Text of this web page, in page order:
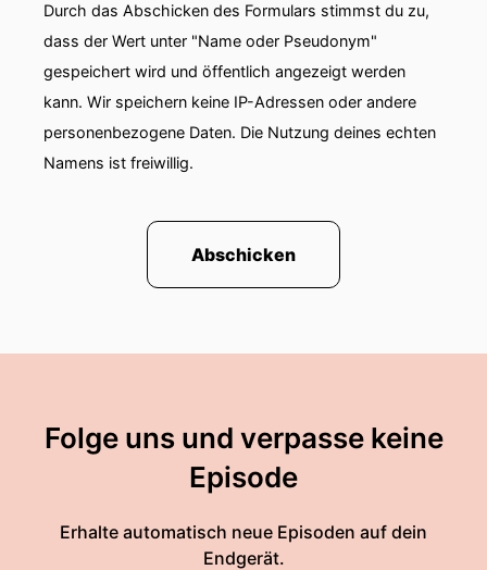
Durch das Abschicken des Formulars stimmst du zu,
dass der Wert unter "Name oder Pseudonym"
gespeichert wird und öffentlich angezeigt werden
kann. Wir speichern keine IP-Adressen oder andere
personenbezogene Daten. Die Nutzung deines echten
Namens ist freiwillig.
Abschicken
Folge uns und verpasse keine
Episode
Erhalte automatisch neue Episoden auf dein
Endgerät.